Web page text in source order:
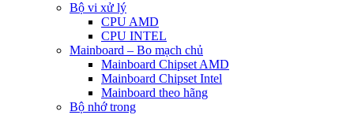
Bộ vi xử lý
CPU AMD
CPU INTEL
Mainboard – Bo mạch chủ
Mainboard Chipset AMD
Mainboard Chipset Intel
Mainboard theo hãng
Bộ nhớ trong